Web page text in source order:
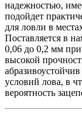
надежностью,
подойдет
для ловли в
Поставляется в
0,06 до 0,2 мм при
высокой
условий лова, в
вероятность